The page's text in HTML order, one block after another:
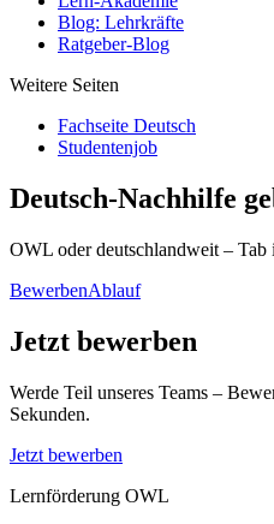
Blog: Lehrkräfte
Ratgeber-Blog
Weitere Seiten
Fachseite Deutsch
Studentenjob
Deutsch-Nachhilfe
OWL oder deutschlandweit –
BewerbenAblauf
Jetzt bewerben
Werde Teil unseres Teams –
Sekunden.
Jetzt bewerben
Lernförderung OWL